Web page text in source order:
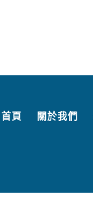
首頁 關於我們